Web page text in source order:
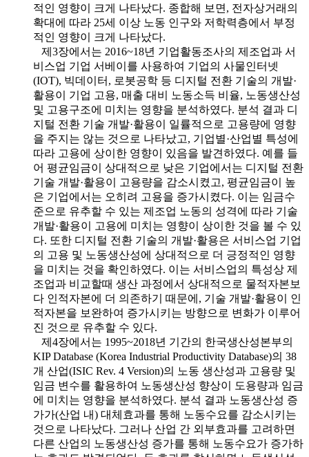
적인 영향이 크게 나타났다. 종합해 보면, 전자상거래의
확대에 따라 25세 이상 노동 인구와 저학력층에서 부정
적인 영향이 크게 나타났다.
제3장에서는 2016~18년 기업활동조사의 제조업과 서
비스업 기업 서베이를 사용하여 기업의 사물인터넷
(IOT), 빅데이터, 로봇공학 등 디지털 전환 기술의 개발·
활용이 기업 고용, 매출 대비 노동소득 비율, 노동생산성
및 고용구조에 미치는 영향을 분석하였다. 분석 결과 디
지털 전환 기술 개발·활용이 일률적으로 고용량에 영향
을 주지는 않는 것으로 나타났고, 기업별·산업별 특성에
따라 고용에 상이한 영향이 있음을 발견하였다. 예를 들
어 평균임금이 상대적으로 낮은 기업에서는 디지털 전환
기술 개발·활용이 고용량을 감소시켰고, 평균임금이 높
은 기업에서는 오히려 고용을 증가시켰다. 이는 임금수
준으로 유추할 수 있는 제조업 노동의 성격에 따라 기술
개발·활용이 고용에 미치는 영향이 상이한 것을 볼 수 있
다. 또한 디지털 전환 기술의 개발·활용은 서비스업 기업
의 고용 및 노동생산성에 상대적으로 더 긍정적인 영향
을 미치는 것을 확인하였다. 이는 서비스업의 특성상 제
조업과 비교할때 생산 과정에서 상대적으로 물적자본보
다 인적자본에 더 의존하기 때문에, 기술 개발·활용이 인
적자본을 보완하여 증가시키는 방향으로 변화가 이루어
진 것으로 유추할 수 있다.
제4장에서는 1995~2018년 기간의 한국생산성본부의
KIP Database (Korea Industrial Productivity Database)의 38
개 산업(ISIC Rev. 4 Version)의 노동 생산성과 고용량 및
임금 변수를 활용하여 노동생산성 향상이 도용량과 임금
에 미치는 영향을 분석하였다. 분석 결과 노동생산성 증
가가(산업 내) 대체효과를 통해 노동수요를 감소시키는
것으로 나타났다. 그러나 산업 간 외부효과를 고려하면
다른 산업의 노동생산성 증가를 통해 노동수요가 증가하